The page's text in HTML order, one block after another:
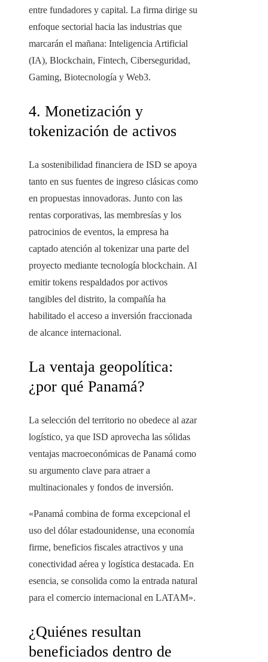
entre fundadores y capital. La firma dirige su
enfoque sectorial hacia las industrias que
marcarán el mañana: Inteligencia Artificial
(IA), Blockchain, Fintech, Ciberseguridad,
Gaming, Biotecnología y Web3.
4. Monetización y
tokenización de activos
La sostenibilidad financiera de ISD se apoya
tanto en sus fuentes de ingreso clásicas como
en propuestas innovadoras. Junto con las
rentas corporativas, las membresías y los
patrocinios de eventos, la empresa ha
captado atención al tokenizar una parte del
proyecto mediante tecnología blockchain. Al
emitir tokens respaldados por activos
tangibles del distrito, la compañía ha
habilitado el acceso a inversión fraccionada
de alcance internacional.
La ventaja geopolítica:
¿por qué Panamá?
La selección del territorio no obedece al azar
logístico, ya que ISD aprovecha las sólidas
ventajas macroeconómicas de Panamá como
su argumento clave para atraer a
multinacionales y fondos de inversión.
«Panamá combina de forma excepcional el
uso del dólar estadounidense, una economía
firme, beneficios fiscales atractivos y una
conectividad aérea y logística destacada. En
esencia, se consolida como la entrada natural
para el comercio internacional en LATAM».
¿Quiénes resultan
beneficiados dentro de